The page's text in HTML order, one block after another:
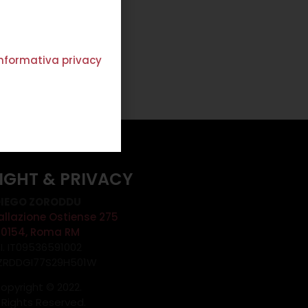
& PRIVACY
Ostiense 275
Roma RM
privacy